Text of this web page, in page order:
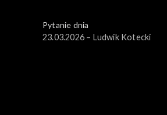
Pytanie dnia
23.03.2026 – Ludwik Kotecki